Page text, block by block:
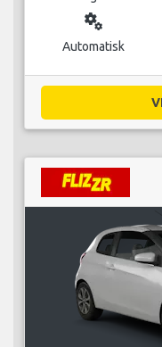
miscellaneous_services
Automatisk